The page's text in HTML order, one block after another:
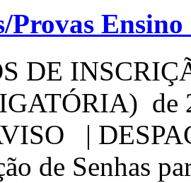
Provas
DE
de
|
de Senhas